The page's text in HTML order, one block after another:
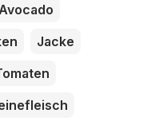
Avocado
Jacke